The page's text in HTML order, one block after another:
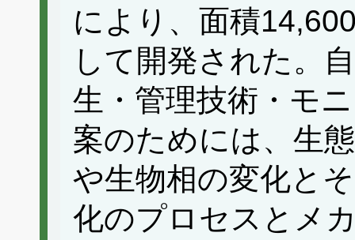
により、面積
して開発された。
生・管理技術・モ
案のためには、生
や生物相の変化と
化のプロセスとメ